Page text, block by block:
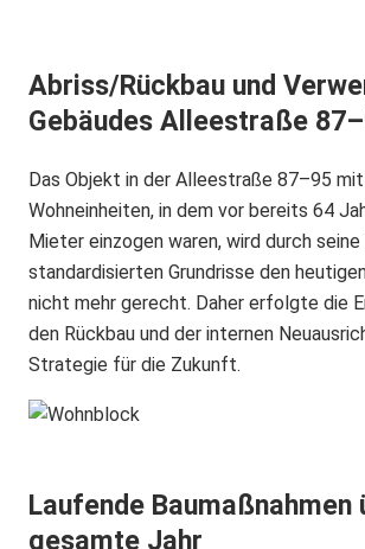
Abriss/Rückbau und
Gebäudes Alleestraße
Das Objekt in der Alleestraße 87–95
Wohneinheiten, in dem vor bereits 64
Mieter einzogen waren, wird durch
standardisierten Grundrisse den
nicht mehr gerecht. Daher erfolgte die
den Rückbau und der internen
Strategie für die Zukunft.
Laufende Baumaßnahmen
gesamte Jahr